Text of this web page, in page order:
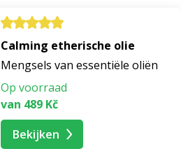
Calming etherische olie
Mengsels van essentiële oliën
Op voorraad
van 489 Kč
Bekijken